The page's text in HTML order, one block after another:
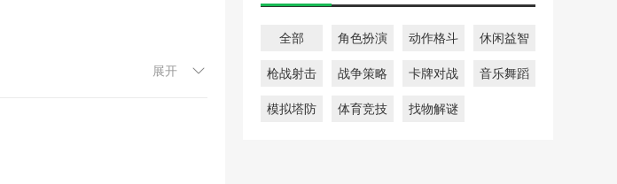
的玩家。游戏中的每个关卡都巧妙
展开
全部 角色扮演 动作格斗 休闲益智
枪战射击 战争策略 卡牌对战 音乐舞蹈
模拟塔防 体育竞技 找物解谜